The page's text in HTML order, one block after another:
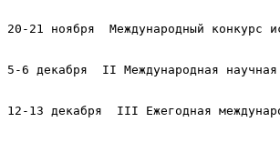
20-21 ноября  Международный конкурс
5-6 декабря  II Международная
12-13 декабря  III Ежегодная